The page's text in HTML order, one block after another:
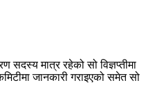
सदस्य मात्र रहेको सो विज्ञप्तीमा
जानकारी गराइएको समेत सो